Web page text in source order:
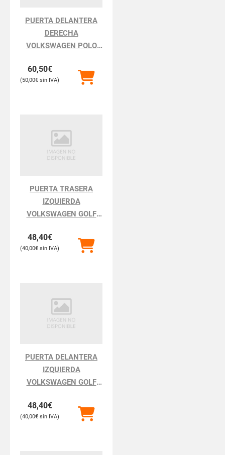
PUERTA DELANTERA
DERECHA
VOLKSWAGEN POLO
60,50€
50,00€
PUERTA TRASERA
IZQUIERDA
VOLKSWAGEN GOLF
48,40€
40,00€
PUERTA DELANTERA
IZQUIERDA
VOLKSWAGEN GOLF
48,40€
40,00€